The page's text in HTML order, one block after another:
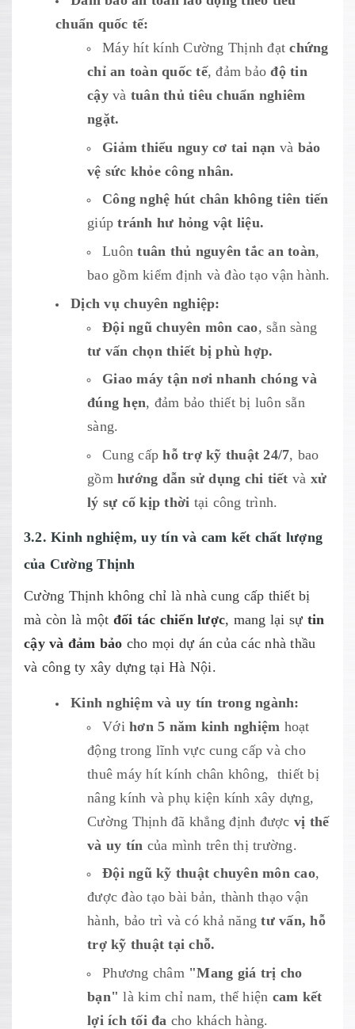
chuẩn quốc tế:
Máy hít kính Cường Thịnh đạtchứng
chỉ an toàn quốc tế, đảm bảođộ tin
cậyvà tuân thủ tiêu chuẩn nghiêm
ngặt.
Giảm thiểu nguy cơ tai nạn và bảo
vệ sức khỏe công nhân.
Công nghệ hút chân không tiên tiến
giúptránh hư hỏng vật liệu.
Luôntuân thủ nguyên tắc an toàn,
bao gồm kiểm định và đào tạo vận hành.
Dịch vụ chuyên nghiệp:
Đội ngũ chuyên môn cao, sẵn sàng
tư vấn chọn thiết bị phù hợp.
Giao máy tận nơi nhanh chóng và
đúng hẹn, đảm bảo thiết bị luôn sẵn
sàng.
Cung cấphỗ trợ kỹ thuật 24/7, bao
gồm hướng dẫn sử dụng chi tiết và xử
lý sự cố kịp thời tại công trình.
3.2. Kinh nghiệm, uy tín và cam kết chất lượng
của Cường Thịnh
Cường Thịnh không chỉ là nhà cung cấp thiết bị
mà còn là một đối tác chiến lược, mang lại sự tin
cậy và đảm bảo cho mọi dự án của các nhà thầu
và công ty xây dựng tại Hà Nội.
Kinh nghiệm và uy tín trong ngành:
Với hơn 5 năm kinh nghiệm hoạt
động trong lĩnh vực cung cấp và cho
thuê máy hít kính chân không, thiết bị
nâng kính và phụ kiện kính xây dựng,
Cường Thịnh đã khẳng định được vị thế
và uy tín của mình trên thị trường.
Đội ngũ kỹ thuật chuyên môn cao,
được đào tạo bài bản, thành thạo vận
hành, bảo trì và có khả năngtư vấn, hỗ
trợ kỹ thuật tại chỗ.
Phương châm "Mang giá trị cho
bạn" là kim chỉ nam, thể hiện cam kết
lợi ích tối đa cho khách hàng.